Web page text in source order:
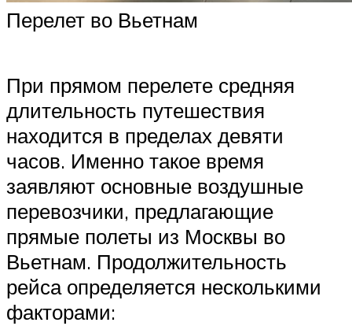
Перелет во Вьетнам
При прямом перелете средняя
длительность путешествия
находится в пределах девяти
часов. Именно такое время
заявляют основные воздушные
перевозчики, предлагающие
прямые полеты из Москвы во
Вьетнам. Продолжительность
рейса определяется несколькими
факторами: